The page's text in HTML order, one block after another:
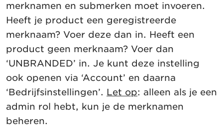
merknamen en submerken moet invoeren.
Heeft je product een geregistreerde
merknaam? Voer deze dan in. Heeft een
product geen merknaam? Voer dan
‘UNBRANDED’ in. Je kunt deze instelling
ook openen via ‘Account’ en daarna
‘Bedrijfsinstellingen’. Let op: alleen als je een
admin rol hebt, kun je de merknamen
beheren.